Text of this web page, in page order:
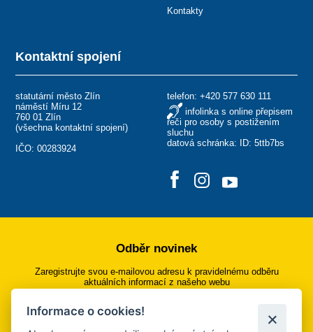
Kontaktní spojení
statutární město Zlín
náměstí Míru 12
760 01 Zlín
(všechna kontaktní spojení)
IČO: 00283924
telefon: +420 577 630 111
infolinka s online přepisem
řeči pro osoby s postižením
sluchu
datová schránka: ID: 5ttb7bs
Kontakty
Odběr novinek
Zaregistrujte svou e-mailovou adresu k pravidelnému odběru
aktuálních informací z našeho webu
Přihlásit se k odběru
Informace o cookies!